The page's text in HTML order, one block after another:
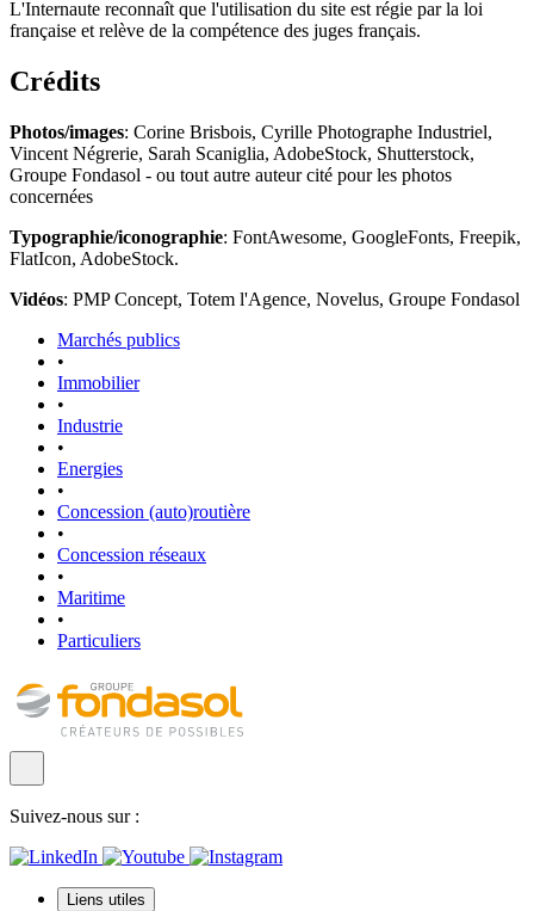
L'Internaute reconnaît que l'utilisation du site est régie par la loi
française et relève de la compétence des juges français.
Crédits
Photos/images: Corine Brisbois, Cyrille Photographe Industriel,
Vincent Négrerie, Sarah Scaniglia, AdobeStock, Shutterstock,
Groupe Fondasol - ou tout autre auteur cité pour les photos
concernées
Typographie/iconographie: FontAwesome, GoogleFonts, Freepik,
FlatIcon, AdobeStock.
Vidéos: PMP Concept, Totem l'Agence, Novelus, Groupe Fondasol
Marchés publics
•
Immobilier
•
Industrie
•
Energies
•
Concession (auto)routière
•
Concession réseaux
•
Maritime
•
Particuliers
Suivez-nous sur :
Liens utiles